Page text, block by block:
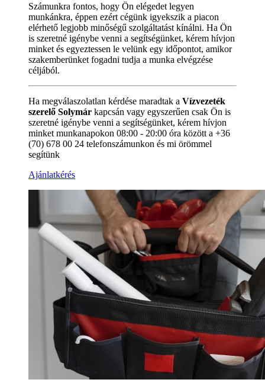
Számunkra fontos, hogy Ön elégedet legyen
munkánkra, éppen ezért cégünk igyekszik a piacon
elérhető legjobb minőségű szolgáltatást kínálni. Ha Ön
is szeretné igénybe venni a segítségünket, kérem hívjon
minket és egyeztessen le velünk egy időpontot, amikor
szakemberünket fogadni tudja a munka elvégzése
céljából.
Ha megválaszolatlan kérdése maradtak a Vízvezeték
szerelő Solymár kapcsán vagy egyszerűen csak Ön is
szeretné igénybe venni a segítségünket, kérem hívjon
minket munkanapokon 08:00 - 20:00 óra között a +36
(70) 678 00 24 telefonszámunkon és mi örömmel
segítünk
Ajánlatkérés